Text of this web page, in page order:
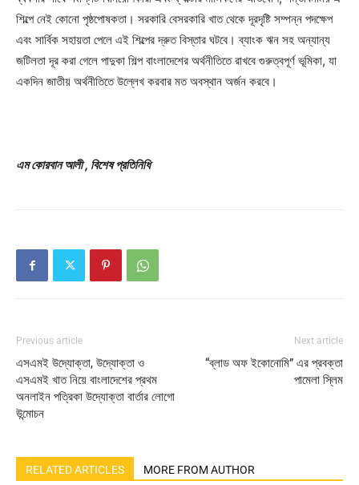
শিল্পে নেই কোনো পৃষ্ঠপোষকতা। সরকারি বেসরকারি খাত থেকে দূরদৃষ্টি সম্পন্ন পদক্ষেপ
এবং সার্বিক সহায়তা পেলে এই শিল্পের দ্রুত বিস্তার ঘটবে। ব্যাংক ঋন সহ অন্যান্য
জটিলতা দূর করা গেলে পাদুকা শিল্প বাংলাদেশের অর্থনীতিতে রাখবে গুরুত্বপূর্ণ ভূমিকা, যা
একদিন জাতীয় অর্থনীতিতে উল্লেখ করবার মত অবস্থান অর্জন করবে।
এম কোরবান আলী , বিশেষ প্রতিনিধি
Previous article
এসএমই উদ্যোক্তা, উদ্যোক্তা ও
এসএমই খাত নিয়ে বাংলাদেশের প্রথম
অনলাইন পত্রিকা উদ্যোক্তা বার্তার লোগো
উন্মোচন
Next article
“ব্লাড অফ ইকোনোমি” এর প্রবক্তা
পামেলা স্লিম
RELATED ARTICLES MORE FROM AUTHOR